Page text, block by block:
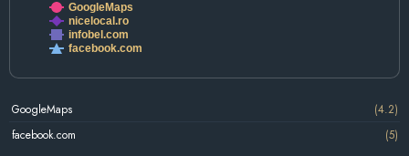
GoogleMaps
nicelocal.ro
infobel.com
facebook.com
GoogleMaps
(4.2)
facebook.com
(5)